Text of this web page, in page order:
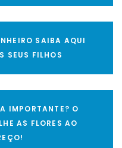
SAIBA AQUI
SEUS FILHOS
IMPORTANTE? O
AS FLORES AO